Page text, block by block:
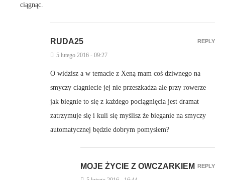
ciągnąc.
RUDA25
5 lutego 2016 - 09:27
O widzisz a w temacie z Xeną mam coś dziwnego na
smyczy ciagniecie jej nie przeszkadza ale przy rowerze
jak biegnie to się z każdego pociągnięcia jest dramat
zatrzymuje się i kuli się myślisz że bieganie na smyczy
automatycznej będzie dobrym pomysłem?
REPLY
MOJE ŻYCIE Z OWCZARKIEM REPLY